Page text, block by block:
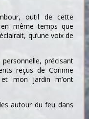
outil de cette
même temps que
qu’une voix de
précisant
reçus de Corinne
mon jardin m’ont
autour du feu dans